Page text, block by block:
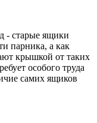
- старые ящики
парника, а как
крышкой от таких
особого труда
самих ящиков